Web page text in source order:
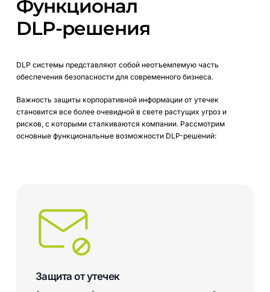
Функционал
DLP-решения
DLP системы представляют собой неотъемлемую часть
обеспечения безопасности для современного бизнеса.
Важность защиты корпоративной информации от утечек
становится все более очевидной в свете растущих угроз и
рисков, с которыми сталкиваются компании. Рассмотрим
основные функциональные возможности DLP-решений:
Защита от утечек